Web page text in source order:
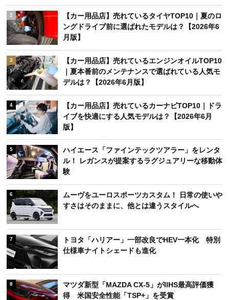
2
【カー用品店】売れているタイヤTOP10｜夏のロ
ングドライブ前に選ばれたモデルは？【2026年6
月版】
3
【カー用品店】売れているエンジンオイルTOP10
｜夏本番前のメンテナンスで選ばれている人気モ
デルは？【2026年6月版】
4
【カー用品店】売れているカーナビTOP10｜ドラ
イブを快適にする人気モデルは？【2026年6月
版】
5
ハイエース「ファインテックツアラー」をレンタ
ル！ レガンスが提案するラグジュアリーな移動体
験
6
ムーヴをユーロスポーツカスタム！ 日常の使いや
すさはそのままに、他とは違うスタイルへ
7
トヨタ「ハリアー」一部改良でHEV一本化 特別
仕様車ナイトシェードも進化
8
マツダ新型「MAZDA CX-5」がIIHS最高評価獲
得 米国安全性能「TSP+」を受賞